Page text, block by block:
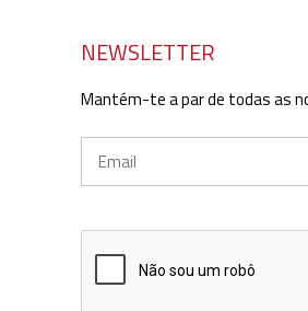
NEWSLETTER
Mantém-te a par de todas as